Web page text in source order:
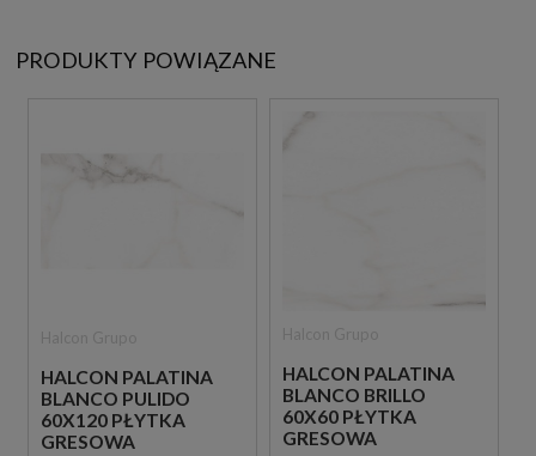
PRODUKTY POWIĄZANE
HALCON PALATINA
BLANCO PULIDO
60X120 PŁYTKA
GRESOWA
HALCON PALATINA
BLANCO BRILLO
60X60 PŁYTKA
GRESOWA